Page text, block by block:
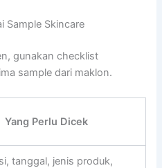
Sample Skincare
gunakan checklist
sample dari maklon.
Yang Perlu Dicek
tanggal, jenis produk,